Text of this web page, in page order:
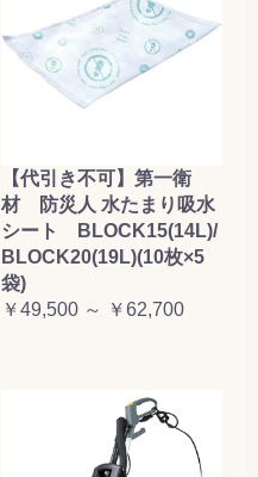
【代引き不可】第一衛
材 防災人 水たまり吸水
シート BLOCK15(14L)/
BLOCK20(19L)(10枚×5
袋)
￥49,500 ～ ￥62,700